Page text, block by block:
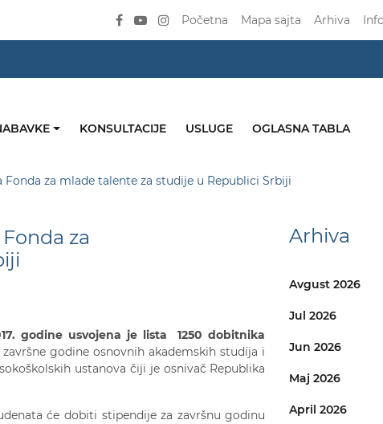
Početna Mapa sajta Arhiva
KONSULTACIJE USLUGE OGLASNA TABLA
za mlade talente za studije u Republici Srbiji
za
godine usvojena je lista1250dobitnika
godine osnovnih akademskih studija i
ustanova čiji je osnivač Republika
će dobiti stipendije za završnu godinu
Arhiva
Avgust 2026
Jul 2026
Jun 2026
Maj 2026
April 2026